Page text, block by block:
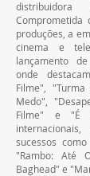
Comprometida
produções, a
cinema e
lançamento
onde
Filme",
Medo",
Filme" e "É
sucessos
"Rambo: Até
Baghead" e